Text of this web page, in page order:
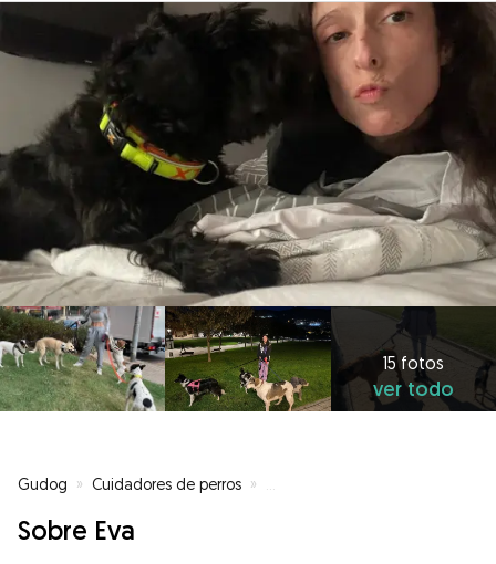
15 fotos
ver todo
Gudog » Cuidadores de perros »
Sobre Eva